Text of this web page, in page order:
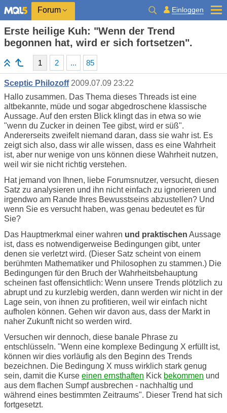
Forum Einloggen
Erste heilige Kuh: "Wenn der Trend
begonnen hat, wird er sich fortsetzen".
1 2 ... 85
Sceptic Philozoff 2009.07.09 23:22
Hallo zusammen. Das Thema dieses Threads ist eine
altbekannte, müde und sogar abgedroschene klassische
Aussage. Auf den ersten Blick klingt das in etwa so wie
"wenn du Zucker in deinen Tee gibst, wird er süß".
Andererseits zweifelt niemand daran, dass sie wahr ist. Es
zeigt sich also, dass wir alle wissen, dass es eine Wahrheit
ist, aber nur wenige von uns können diese Wahrheit nutzen,
weil wir sie nicht richtig verstehen.
Hat jemand von Ihnen, liebe Forumsnutzer, versucht, diesen
Satz zu analysieren und ihn nicht einfach zu ignorieren und
irgendwo am Rande Ihres Bewusstseins abzustellen? Und
wenn Sie es versucht haben, was genau bedeutet es für
Sie?
Das Hauptmerkmal einer wahren und praktischen Aussage
ist, dass es notwendigerweise Bedingungen gibt, unter
denen sie verletzt wird. (Dieser Satz scheint von einem
berühmten Mathematiker und Philosophen zu stammen.) Die
Bedingungen für den Bruch der Wahrheitsbehauptung
scheinen fast offensichtlich: Wenn unsere Trends plötzlich zu
abrupt und zu kurzlebig werden, dann werden wir nicht in der
Lage sein, von ihnen zu profitieren, weil wir einfach nicht
aufholen können. Gehen wir davon aus, dass der Markt in
naher Zukunft nicht so werden wird.
Versuchen wir dennoch, diese banale Phrase zu
entschlüsseln. "Wenn eine komplexe Bedingung X erfüllt ist,
können wir dies vorläufig als den Beginn des Trends
bezeichnen. Die Bedingung Х muss wirklich stark genug
sein, damit die Kurse einen ernsthaften Kick bekommen und
aus dem flachen Sumpf ausbrechen - nachhaltig und
während eines bestimmten Zeitraums". Dieser Trend hat sich
fortgesetzt.